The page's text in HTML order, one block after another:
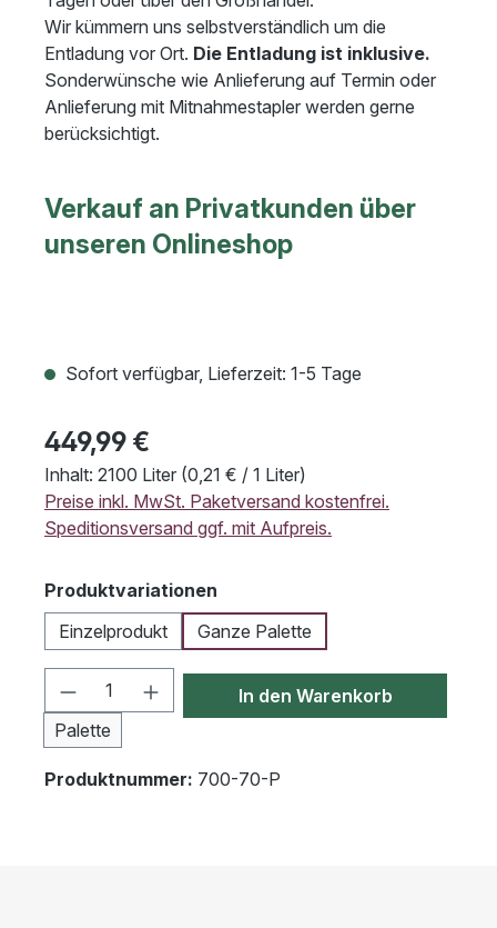
Wir kümmern uns selbstverständlich um die
Entladung vor Ort. Die Entladung ist inklusive.
Sonderwünsche wie Anlieferung auf Termin oder
Anlieferung mit Mitnahmestapler werden gerne
berücksichtigt.
Verkauf an Privatkunden über
unseren Onlineshop
Sofort verfügbar, Lieferzeit: 1-5 Tage
449,99 €
Inhalt: 2100 Liter (0,21 € / 1 Liter)
Preise inkl. MwSt. Paketversand kostenfrei.
Speditionsversand ggf. mit Aufpreis.
Produktvariationen
Einzelprodukt
Ganze Palette
Produkt Anzahl: Gib den gewünschten
Palette
In den Warenkorb
Produktnummer: 700-70-P